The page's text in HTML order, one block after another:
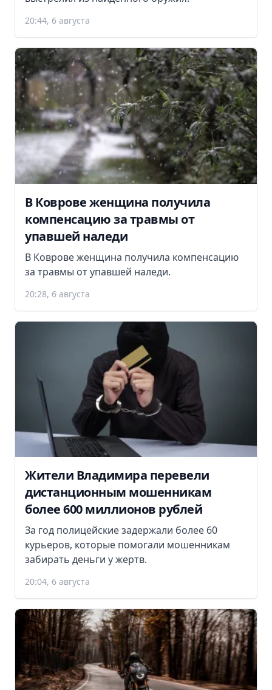
20:44, 6 августа
В Коврове женщина получила
компенсацию за травмы от
упавшей наледи
В Коврове женщина получила компенсацию
за травмы от упавшей наледи.
20:28, 6 августа
Жители Владимира перевели
дистанционным мошенникам
более 600 миллионов рублей
За год полицейские задержали более 60
курьеров, которые помогали мошенникам
забирать деньги у жертв.
20:04, 6 августа